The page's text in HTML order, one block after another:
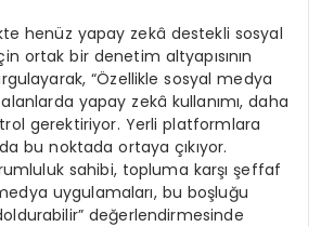
henüz yapay zekâ destekli sosyal
ortak bir denetim altyapısının
“Özellikle sosyal medya
yapay zekâ kullanımı, daha
gerektiriyor. Yerli platformlara
bu noktada ortaya çıkıyor.
sahibi, topluma karşı şeffaf
uygulamaları, bu boşluğu
değerlendirmesinde